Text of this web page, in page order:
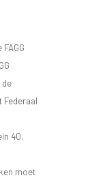
de
Federaal
40,
moet